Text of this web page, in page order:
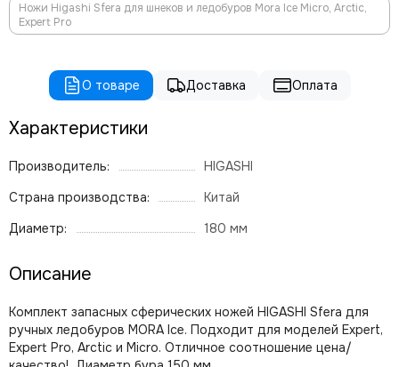
Ножи Higashi Sfera для шнеков и ледобуров Mora Ice Micro, Arctic,
Expert Pro
О товаре Доставка Оплата
Характеристики
Производитель:
HIGASHI
Страна производства:
Китай
Диаметр:
180 мм
Описание
Комплект запасных сферических ножей HIGASHI Sfera для
ручных ледобуров MORA Ice. Подходит для моделей Expert,
Expert Pro, Arctic и Micro. Отличное соотношение цена/